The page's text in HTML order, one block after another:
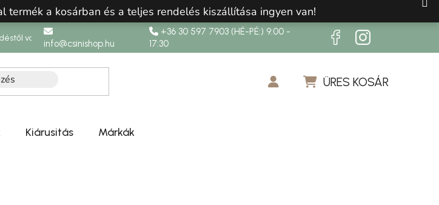
termék a kosárban és a teljes rendelés kiszállítása ingyen van!
való elállásinfo@csinishop.hu
+36 30 597 7903 (HÉ-PÉ:) 9:00 -
17:30
ÜRES KOSÁR
Kiárusitás Márkák